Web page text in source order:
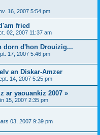
16, 2007 5:54 pm
fried
02, 2007 11:37 am
dorn d'hon Drouizig...
17, 2007 5:46 pm
an Diskar-Amzer
14, 2007 5:25 pm
ar yaouankiz 2007 »
15, 2007 2:35 pm
03, 2007 9:39 pm